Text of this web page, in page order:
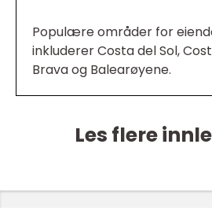
Populære områder for
inkluderer Costa del Sol,
Brava og Balearøyene.
Les flere